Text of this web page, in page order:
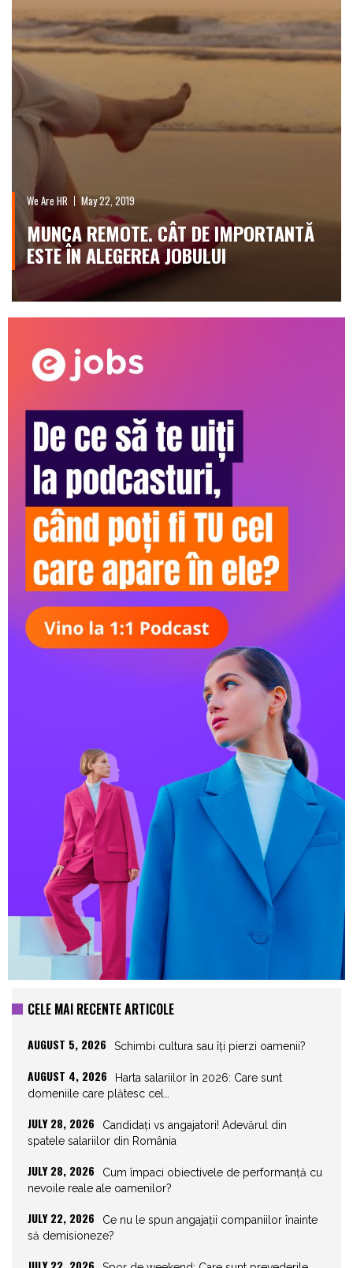
We Are HR May 22, 2019
MUNCA REMOTE. CÂT DE IMPORTANTĂ
ESTE ÎN ALEGEREA JOBULUI
CELE MAI RECENTE ARTICOLE
AUGUST 5, 2026 Schimbi cultura sau îți pierzi oamenii?
AUGUST 4, 2026
Harta salariilor în 2026: Care sunt
domeniile care plătesc cel…
JULY 28, 2026
Candidați vs angajatori! Adevărul din
spatele salariilor din România
JULY 28, 2026
Cum împaci obiectivele de performanță cu
nevoile reale ale oamenilor?
JULY 22, 2026
Ce nu le spun angajații companiilor înainte
să demisioneze?